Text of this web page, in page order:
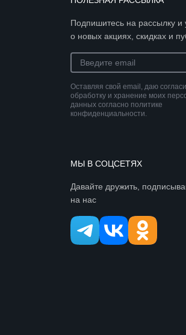
Подпишитесь на рассылку и
о новых акциях, скидках и
Оставляя свой email, даю
обработку и хранение моих
данных согласно политике
конфиденциальности.
МЫ В СОЦСЕТЯХ
Давайте дружить,
на нас